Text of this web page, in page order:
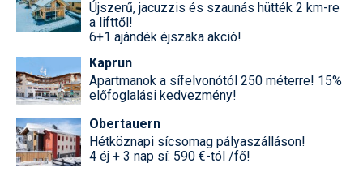
Újszerű, jacuzzis és szaunás hütték 2 km-re
a lifttől!
6+1 ajándék éjszaka akció!
Kaprun
Apartmanok a sífelvonótól 250 méterre! 15%
előfoglalási kedvezmény!
Obertauern
Hétköznapi sícsomag pályaszálláson!
4 éj + 3 nap sí: 590 €-tól /fő!